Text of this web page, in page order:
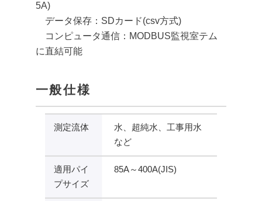
5A)
データ保存：SDカード(csv方式)
コンピュータ通信：MODBUS監視室テム
に直結可能
一般仕様
測定流体
水、超純水、工事用水
など
適用パイ
プサイズ
85A～400A(JIS)